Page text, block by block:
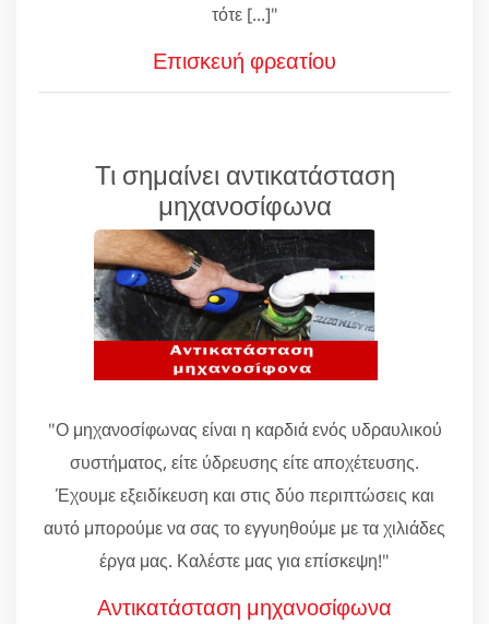
τότε [...]"
Επισκευή φρεατίου
Τι σημαίνει αντικατάσταση
μηχανοσίφωνα
"Ο μηχανοσίφωνας είναι η καρδιά ενός υδραυλικού
συστήματος, είτε ύδρευσης είτε αποχέτευσης.
Έχουμε εξειδίκευση και στις δύο περιπτώσεις και
αυτό μπορούμε να σας το εγγυηθούμε με τα χιλιάδες
έργα μας. Καλέστε μας για επίσκεψη!"
Αντικατάσταση μηχανοσίφωνα